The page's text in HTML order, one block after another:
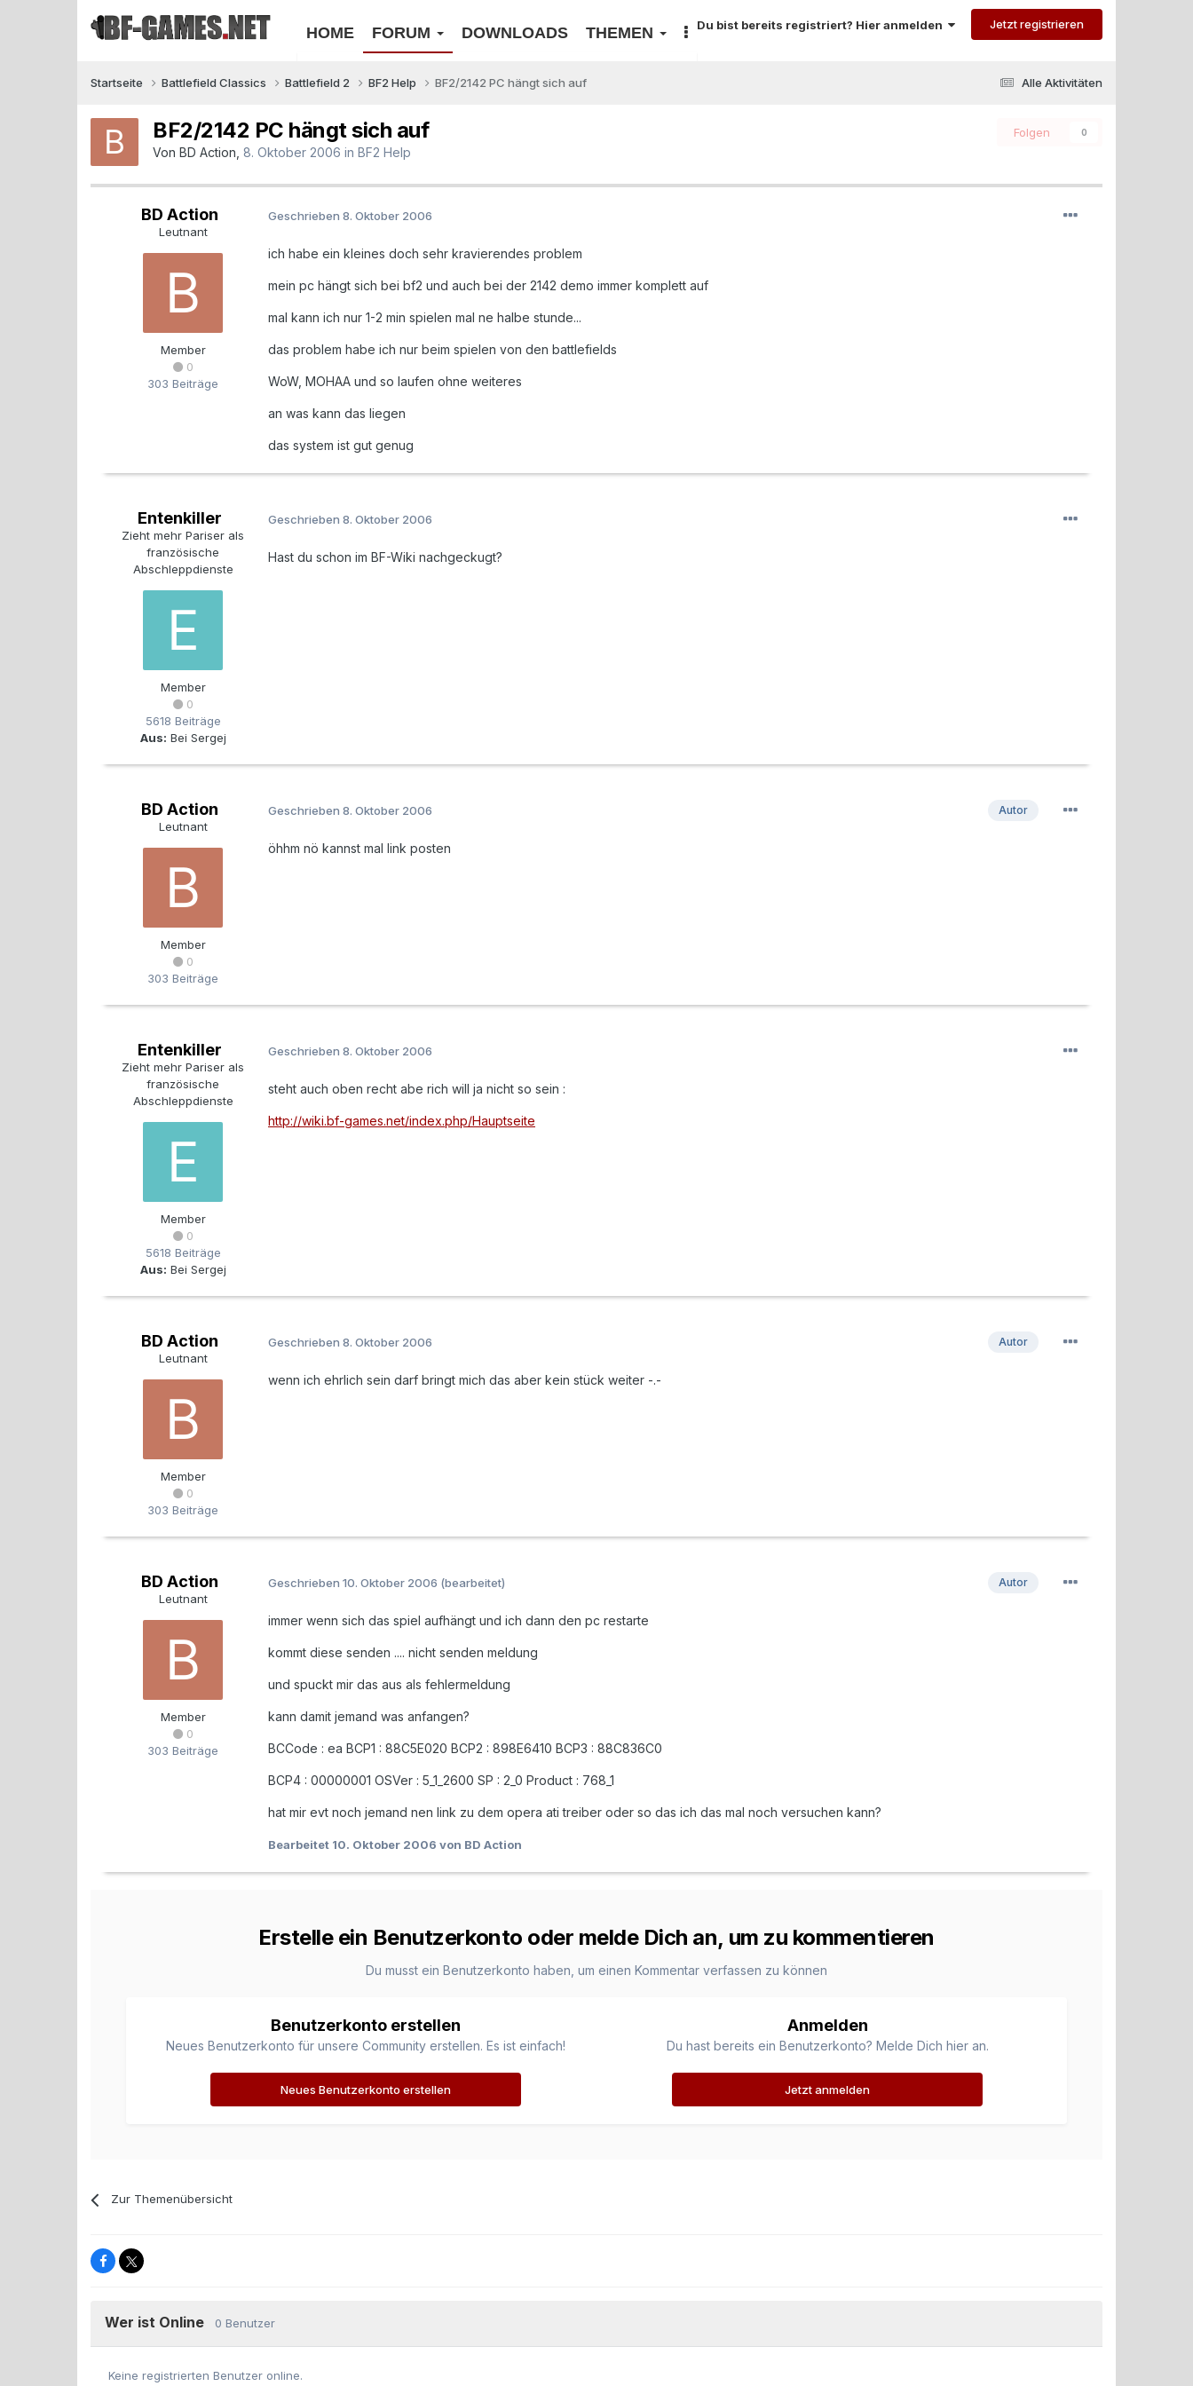
HOME FORUM DOWNLOADS THEMEN Du bist bereits registriert? Hier anmelden Jetzt registrieren
Alle Aktivitäten
Startseite Battlefield Classics Battlefield 2 BF2 Help BF2/2142 PC hängt sich auf
Folgen 0
BF2/2142 PC hängt sich auf
Von BD Action 8. Oktober 2006 in BF2 Help
BD Action
Leutnant
Member
0
303 Beiträge
Geschrieben 8. Oktober 2006
ich habe ein kleines doch sehr kravierendes problem
mein pc hängt sich bei bf2 und auch bei der 2142 demo immer komplett auf
mal kann ich nur 1-2 min spielen mal ne halbe stunde...
das problem habe ich nur beim spielen von den battlefields
WoW, MOHAA und so laufen ohne weiteres
an was kann das liegen
das system ist gut genug
Entenkiller
Zieht mehr Pariser als
französische
Abschleppdienste
Member
0
5618 Beiträge
Aus: Bei Sergej
Geschrieben 8. Oktober 2006
Hast du schon im BF-Wiki nachgeckugt?
BD Action
Leutnant
Member
0
303 Beiträge
Autor
Geschrieben 8. Oktober 2006
öhhm nö kannst mal link posten
Entenkiller
Zieht mehr Pariser als
französische
Abschleppdienste
Member
0
5618 Beiträge
Aus: Bei Sergej
Geschrieben 8. Oktober 2006
steht auch oben recht abe rich will ja nicht so sein :
http://wiki.bf-games.net/index.php/Hauptseite
BD Action
Leutnant
Member
0
303 Beiträge
Autor
Geschrieben 8. Oktober 2006
wenn ich ehrlich sein darf bringt mich das aber kein stück weiter -.-
BD Action
Leutnant
Member
0
303 Beiträge
Autor
Geschrieben 10. Oktober 2006 (bearbeitet)
immer wenn sich das spiel aufhängt und ich dann den pc restarte
kommt diese senden .... nicht senden meldung
und spuckt mir das aus als fehlermeldung
kann damit jemand was anfangen?
BCCode : ea BCP1 : 88C5E020 BCP2 : 898E6410 BCP3 : 88C836C0
BCP4 : 00000001 OSVer : 5_1_2600 SP : 2_0 Product : 768_1
hat mir evt noch jemand nen link zu dem opera ati treiber oder so das ich das mal noch versuchen kann?
Bearbeitet 10. Oktober 2006 von BD Action
Erstelle ein Benutzerkonto oder melde Dich an, um zu kommentieren
Du musst ein Benutzerkonto haben, um einen Kommentar verfassen zu können
Benutzerkonto erstellen
Neues Benutzerkonto für unsere Community erstellen. Es ist einfach!
Neues Benutzerkonto erstellen
Anmelden
Du hast bereits ein Benutzerkonto? Melde Dich hier an.
Jetzt anmelden
Zur Themenübersicht
Wer ist Online 0 Benutzer
Keine registrierten Benutzer online.